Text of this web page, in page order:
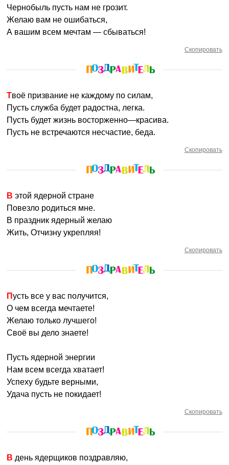
Чернобыль пусть нам не грозит.
Желаю вам не ошибаться,
А вашим всем мечтам — сбываться!
Скопировать
Твоё призвание не каждому по силам,
Пусть служба будет радостна, легка.
Пусть будет жизнь восторженно—красива.
Пусть не встречаются несчастие, беда.
Скопировать
В этой ядерной стране
Повезло родиться мне.
В праздник ядерный желаю
Жить, Отчизну укрепляя!
Скопировать
Пусть все у вас получится,
О чем всегда мечтаете!
Желаю только лучшего!
Своё вы дело знаете!
Пусть ядерной энергии
Нам всем всегда хватает!
Успеху будьте верными,
Удача пусть не покидает!
Скопировать
В день ядерщиков поздравляю,